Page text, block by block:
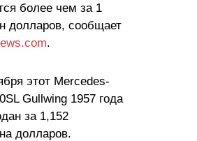
более чем за 1
долларов, сообщает
.
этот Mercedes-
Gullwing 1957 года
за 1,152
долларов.